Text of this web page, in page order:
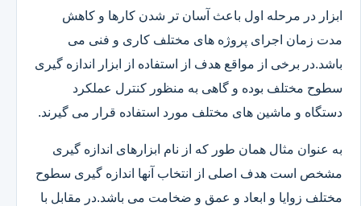
ابزار در مرحله اول باعث آسان تر شدن کارها و کاهش
مدت زمان اجرای پروژه های مختلف کاری و فنی می
باشد.در برخی از مواقع هدف از استفاده از ابزار اندازه گیری
سطوح مختلف بوده و گاهی به منظور کنترل عملکرد
دستگاه و ماشین های مختلف مورد استفاده قرار می گیرند.
به عنوان مثال همان طور که از نام ابزارهای اندازه گیری
مشخص است هدف اصلی از انتخاب آنها اندازه گیری سطوح
مختلف زوایا و ابعاد و عمق و ضخامت می باشد.در مقابل با